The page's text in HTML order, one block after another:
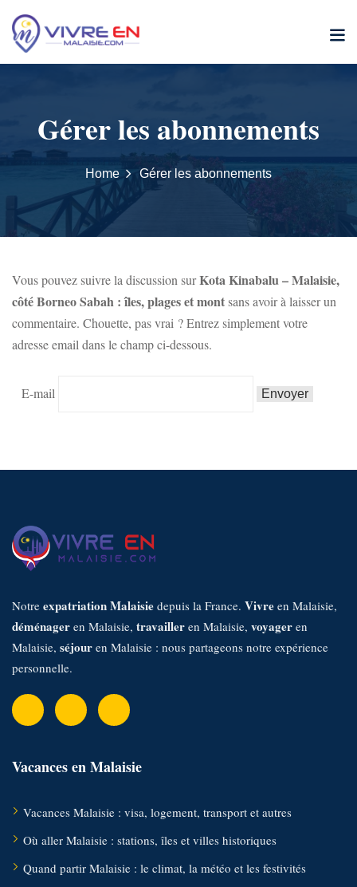
content
Gérer les abonnements
Home Gérer les abonnements
Vous pouvez suivre la discussion surKota Kinabalu – Malaisie,
côté Borneo Sabah : îles, plages et montsans avoir à laisser un
commentaire. Chouette, pas vrai ? Entrez simplement votre
adresse email dans le champ ci-dessous.
E-mail
Notre expatriation Malaisie depuis la France. Vivre en Malaisie,
déménager en Malaisie, travailler en Malaisie, voyager en
Malaisie, séjour en Malaisie : nous partageons notre expérience
personnelle.
Vacances en Malaisie
Vacances Malaisie : visa, logement, transport et autres
Où aller Malaisie : stations, îles et villes historiques
Quand partir Malaisie : le climat, la météo et les festivités